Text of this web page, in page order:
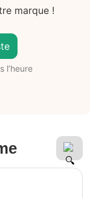
marque !
l’heure